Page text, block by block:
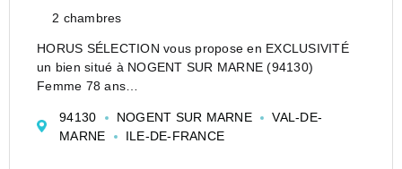
2 chambres
HORUS SÉLECTION vous propose en EXCLUSIVITÉ
un bien situé à NOGENT SUR MARNE (94130)
Femme 78 ans
compose d'une entrée, d'une cuisine, d'une salle à
manger, de deux chambres, d'une sa...
94130 NOGENT SUR MARNE
VAL-DE-
MARNE
ILE-DE-FRANCE